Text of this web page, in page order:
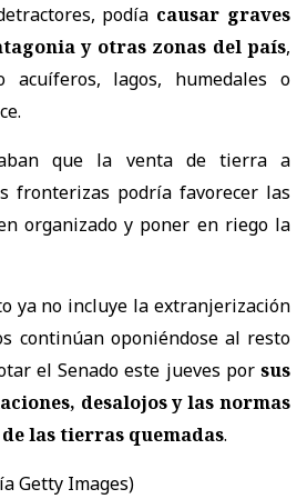
podía causar graves
y otras zonas del país,
acuíferos, lagos, humedales o
que la venta de tierra a
fronterizas podría favorecer las
organizado y poner en riego la
ya no incluye la extranjerización
continúan oponiéndose al resto
el Senado este jueves por sus
desalojos y las normas
las tierras quemadas.
Getty Images)